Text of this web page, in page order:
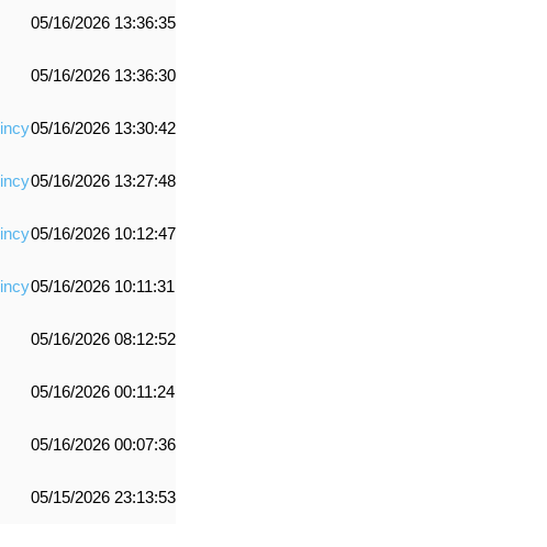
05/16/2026 13:36:35
05/16/2026 13:36:30
05/16/2026 13:30:42
05/16/2026 13:27:48
05/16/2026 10:12:47
05/16/2026 10:11:31
05/16/2026 08:12:52
05/16/2026 00:11:24
05/16/2026 00:07:36
05/15/2026 23:13:53